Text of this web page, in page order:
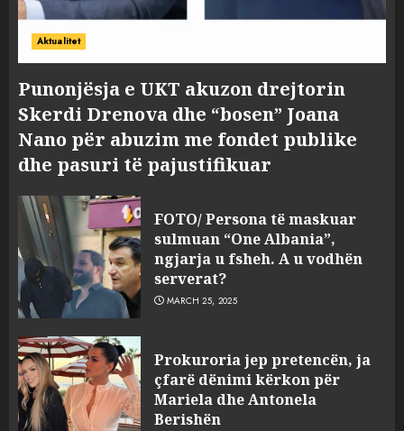
Aktualitet
Punonjësja e UKT akuzon drejtorin
Skerdi Drenova dhe “bosen” Joana
Nano për abuzim me fondet publike
dhe pasuri të pajustifikuar
FOTO/ Persona të maskuar
sulmuan “One Albania”,
ngjarja u fsheh. A u vodhën
serverat?
MARCH 25, 2025
Prokuroria jep pretencën, ja
çfarë dënimi kërkon për
Mariela dhe Antonela
Berishën